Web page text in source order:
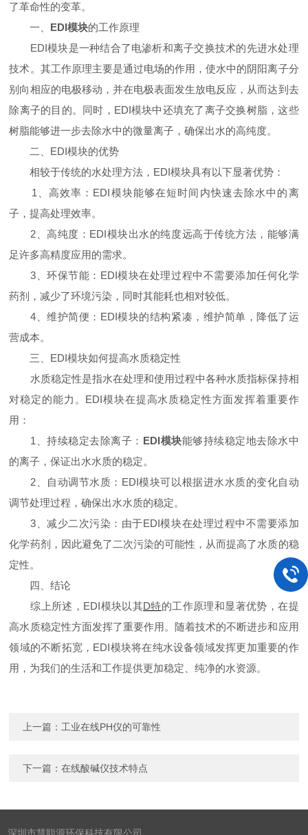
了革命性的变革。
一、 EDI模块的工作原理
EDI模块是一种结合了电渗析和离子交换技术的先进水处理
技术。其工作原理主要是通过电场的作用，使水中的阴阳离子分
别向相应的电极移动，并在电极表面发生放电反应，从而达到去
除离子的目的。同时，EDI模块中还填充了离子交换树脂，这些
树脂能够进一步去除水中的微量离子，确保出水的高纯度。
二、EDI模块的优势
相较于传统的水处理方法，EDI模块具有以下显著优势：
1、高效率：EDI模块能够在短时间内快速去除水中的离
子，提高处理效率。
2、高纯度：EDI模块出水的纯度远高于传统方法，能够满
足许多高精度应用的需求。
3、环保节能：EDI模块在处理过程中不需要添加任何化学
药剂，减少了环境污染，同时其能耗也相对较低。
4、维护简便：EDI模块的结构紧凑，维护简单，降低了运
营成本。
三、EDI模块如何提高水质稳定性
水质稳定性是指水在处理和使用过程中各种水质指标保持相
对稳定的能力。EDI模块在提高水质稳定性方面发挥着重要作
用：
1、持续稳定去除离子： EDI模块能够持续稳定地去除水中
的离子，保证出水水质的稳定。
2、自动调节水质：EDI模块可以根据进水水质的变化自动
调节处理过程，确保出水水质的稳定。
3、减少二次污染：由于EDI模块在处理过程中不需要添加
化学药剂，因此避免了二次污染的可能性，从而提高了水质的稳
定性。
四、结论
综上所述，EDI模块以其D特的工作原理和显著优势，在提
高水质稳定性方面发挥了重要作用。随着技术的不断进步和应用
领域的不断拓宽，EDI模块将在纯水设备领域发挥更加重要的作
用，为我们的生活和工作提供更加稳定、纯净的水资源。
上一篇： 工业在线PH仪的可靠性
下一篇：在线酸碱仪技术特点